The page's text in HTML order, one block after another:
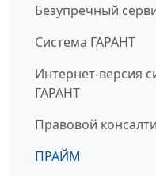
Безупречный
Система ГАРАНТ
Интернет-версия
ГАРАНТ
Правовой
ПРАЙМ